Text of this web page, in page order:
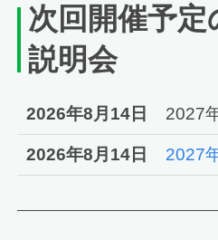
次回開催予定
説明会
2026年8月14日 2027
2026年8月14日 2027